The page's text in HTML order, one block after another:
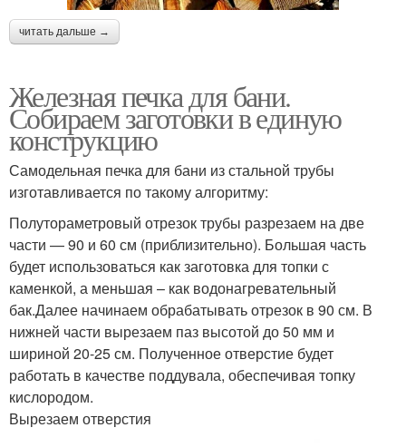
читать дальше →
Железная печка для бани.
Собираем заготовки в единую
конструкцию
Самодельная печка для бани из стальной трубы
изготавливается по такому алгоритму:
Полутораметровый отрезок трубы разрезаем на две
части — 90 и 60 см (приблизительно). Большая часть
будет использоваться как заготовка для топки с
каменкой, а меньшая – как водонагревательный
бак.Далее начинаем обрабатывать отрезок в 90 см. В
нижней части вырезаем паз высотой до 50 мм и
шириной 20-25 см. Полученное отверстие будет
работать в качестве поддувала, обеспечивая топку
кислородом.
Вырезаем отверстия